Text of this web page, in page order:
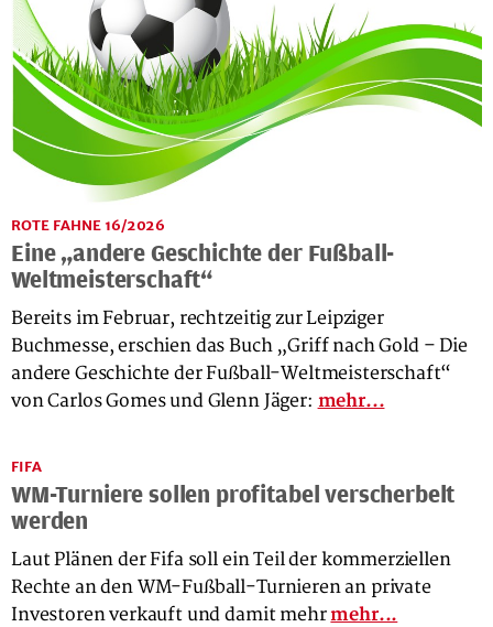
ROTE FAHNE 16/2026
Eine „andere Geschichte der Fußball-
Weltmeisterschaft“
Bereits im Februar, rechtzeitig zur Leipziger
Buchmesse, erschien das Buch „Griff nach Gold – Die
andere Geschichte der Fußball-Weltmeisterschaft“
von Carlos Gomes und Glenn Jäger: mehr...
FIFA
WM-Turniere sollen profitabel verscherbelt
werden
Laut Plänen der Fifa soll ein Teil der kommerziellen
Rechte an den WM-Fußball-Turnieren an private
Investoren verkauft und damit mehrmehr...